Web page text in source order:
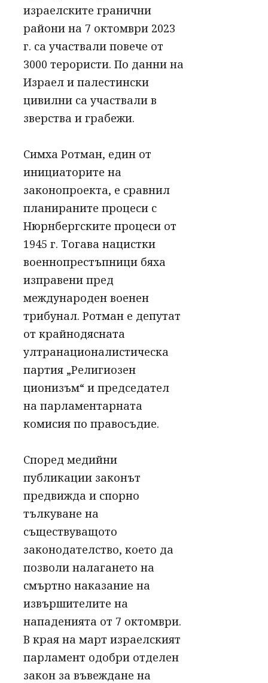
израелските гранични
райони на 7 октомври 2023
г. са участвали повече от
3000 терористи. По данни на
Израел и палестински
цивилни са участвали в
зверства и грабежи.
Симха Ротман, един от
инициаторите на
законопроекта, е сравнил
планираните процеси с
Нюрнбергските процеси от
1945 г. Тогава нацистки
военнопрестъпници бяха
изправени пред
международен военен
трибунал. Ротман е депутат
от крайнодясната
ултранационалистическа
партия „Религиозен
ционизъм“ и председател
на парламентарната
комисия по правосъдие.
Според медийни
публикации законът
предвижда и спорно
тълкуване на
съществуващото
законодателство, което да
позволи налагането на
смъртно наказание на
извършителите на
нападенията от 7 октомври.
В края на март израелският
парламент одобри отделен
закон за въвеждане на